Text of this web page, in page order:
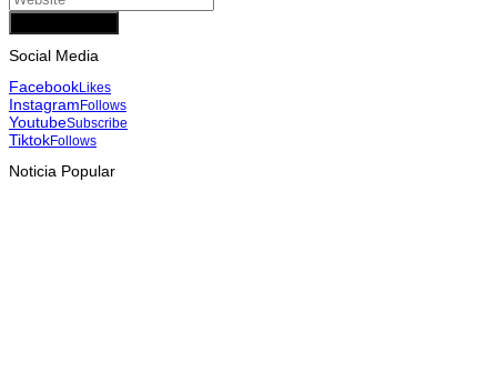
Social Media
FacebookLikes
InstagramFollows
YoutubeSubscribe
TiktokFollows
Noticia Popular